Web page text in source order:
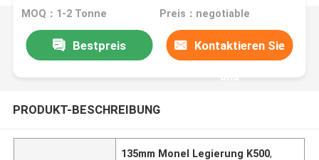
MOQ：1-2 Tonne Preis：negotiable
Bestpreis Kontaktieren Sie
uns
PRODUKT-BESCHREIBUNG
135mm Monel Legierung K500,